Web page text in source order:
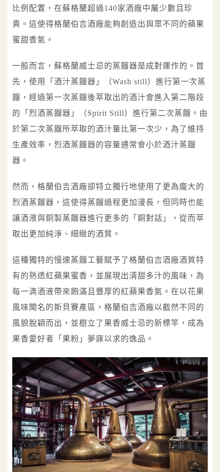
比例配置，在蘇格蘭超過140家酒廠中屬少數且珍
貴。這使得格蘭伯吉酒廠能夠創造出與眾不同的蘋果
蜜甜香氣。
一般而言，蘇格蘭威士忌的蒸餾器是成對運作的。首
先，使用「酒汁蒸餾器」（Wash still）進行第一次蒸
餾，經過第一次蒸餾後萃取出的酒汁會進入第二階段
的「烈酒蒸餾器」（Spirit Still）進行第二次蒸餾。由
於第二次蒸餾所萃取的酒汁量比第一次少，為了維持
生產效率，烈酒蒸餾器的容量通常會小於酒汁蒸餾
器。
然而，格蘭伯吉酒廠卻特立獨行地使用了更為龐大的
烈酒蒸餾器，這使得蒸餾過程更加漫長，但同時也能
讓酒液與銅製蒸餾器進行更多的「銅對話」，從而萃
取出更加純淨、細緻的酒質。
這種獨特的慢速蒸餾工藝賦予了格蘭伯吉酒廠酒質特
有的熟透紅蘋果蜜香，並展現出清甜多汁的風味，為
每一滴酒液帶來飽滿且豐厚的紅蘋果香氣。在以花果
風味聞名的斯貝賽產區，格蘭伯吉酒廠以截然不同的
風貌脫穎而出，並樹立了果香威士忌的新標竿，成為
果香愛好者「果粉」夢寐以求的逸品。